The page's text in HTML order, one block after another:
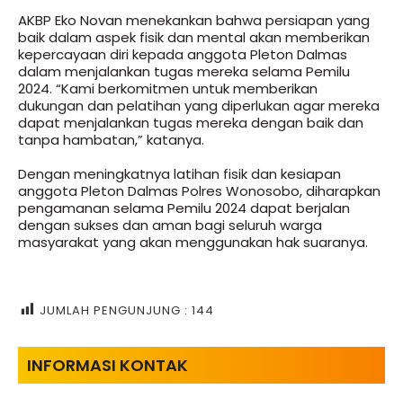
AKBP Eko Novan menekankan bahwa persiapan yang
baik dalam aspek fisik dan mental akan memberikan
kepercayaan diri kepada anggota Pleton Dalmas
dalam menjalankan tugas mereka selama Pemilu
2024. “Kami berkomitmen untuk memberikan
dukungan dan pelatihan yang diperlukan agar mereka
dapat menjalankan tugas mereka dengan baik dan
tanpa hambatan,” katanya.
Dengan meningkatnya latihan fisik dan kesiapan
anggota Pleton Dalmas Polres Wonosobo, diharapkan
pengamanan selama Pemilu 2024 dapat berjalan
dengan sukses dan aman bagi seluruh warga
masyarakat yang akan menggunakan hak suaranya.
JUMLAH PENGUNJUNG : 144
INFORMASI KONTAK